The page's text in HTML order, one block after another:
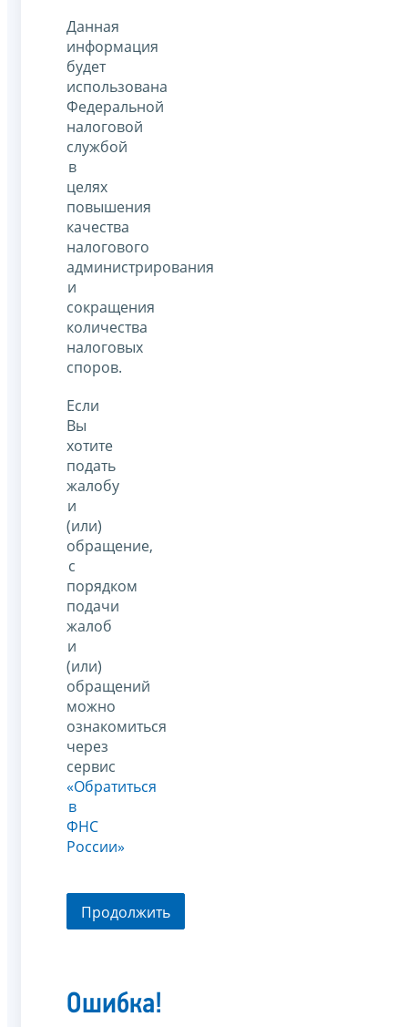
Данная
информация
будет
использована
Федеральной
налоговой
службой
в
целях
повышения
качества
налогового
администрирования
и
сокращения
количества
налоговых
споров.
Если
Вы
хотите
подать
жалобу
и
(или)
обращение,
с
порядком
подачи
жалоб
и
(или)
обращений
можно
ознакомиться
через
сервис
«Обратиться
в
ФНС
России»
Продолжить
Ошибка!